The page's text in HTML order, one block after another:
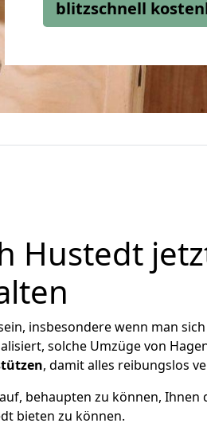
blitzschnell
Hustedt
insbesondere wenn man
solche Umzüge von
, damit alles reibungslos
behaupten zu können,
bieten zu können.